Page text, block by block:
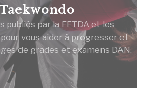
publiés par la FFTDA et les
vous aider à progresser et
de grades et examens DAN.